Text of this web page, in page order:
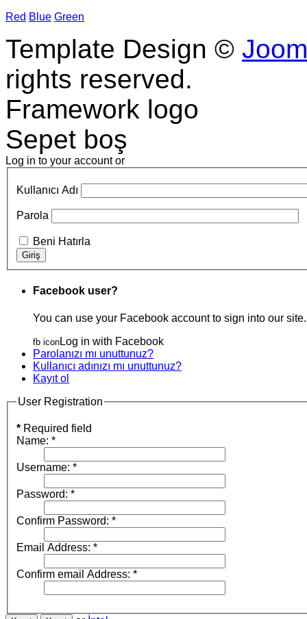
Red Blue Green
Template Design ©
rights reserved.
Framework logo
Sepet boş
Log in to your account or
Kullanıcı Adı
Parola
Beni Hatırla
Facebook user?
You can use your Facebook account to sign into our site.
fb icon Log in with Facebook
Parolanızı mı unuttunuz?
Kullanıcı adınızı mı unuttunuz?
Kayıt ol
User Registration
* Required field
Name: *
Username: *
Password: *
Confirm Password: *
Email Address: *
Confirm email Address: *